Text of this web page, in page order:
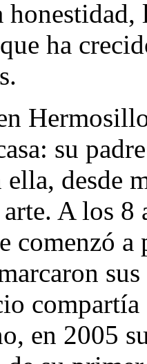
ha
su
ella, desde
A los
comenzó a
compartía
en 2005